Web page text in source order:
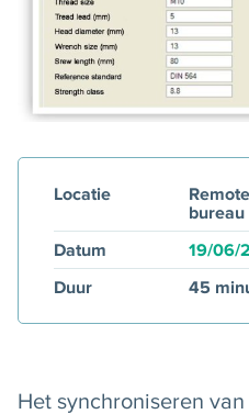
Locatie
bureau
Datum
19/06/
Duur
45
Het synchroniseren